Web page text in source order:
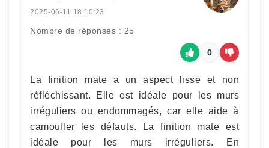
2025-06-11 18:10:23
Nombre de réponses : 25
0
La finition mate a un aspect lisse et non
réfléchissant. Elle est idéale pour les murs
irréguliers ou endommagés, car elle aide à
camoufler les défauts. La finition mate est
idéale pour les murs irréguliers. En